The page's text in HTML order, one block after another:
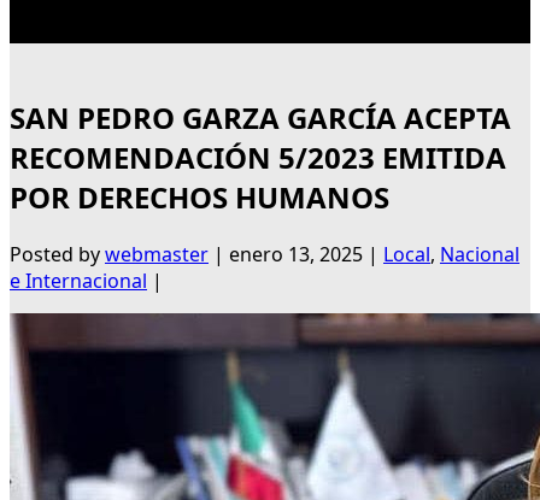
SAN PEDRO GARZA GARCÍA ACEPTA
RECOMENDACIÓN 5/2023 EMITIDA
POR DERECHOS HUMANOS
Posted bywebmaster | enero 13, 2025 | Local, Nacional
e Internacional |